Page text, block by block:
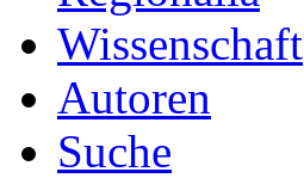
Wissenschaft
Autoren
Suche